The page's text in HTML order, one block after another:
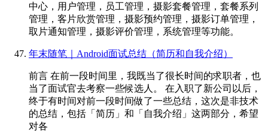
中心，用户管理，员工管理，摄影套餐管理，套餐系列
管理，客片欣赏管理，摄影预约管理，摄影订单管理，
取片通知管理，摄影评价管理，系统管理等功能。
年末随笔｜Android面试总结（简历和自我介绍）
前言 在前一段时间里，我既当了很长时间的求职者，也
当了面试官去考察一些候选人。 在入职了新公司以后，
终于有时间对前一段时间做了一些总结，这次是非技术
的总结，包括「简历」和「自我介绍」这两部分，希望
对各